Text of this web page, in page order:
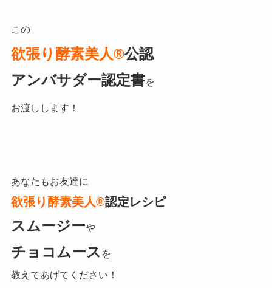
この
欲張り酵素美人®公認
アンバサダー認定書を
お渡しします！
あなたもお友達に
欲張り酵素美人®認定レシピ
スムージーや
チョコムース を
教えてあげてください！